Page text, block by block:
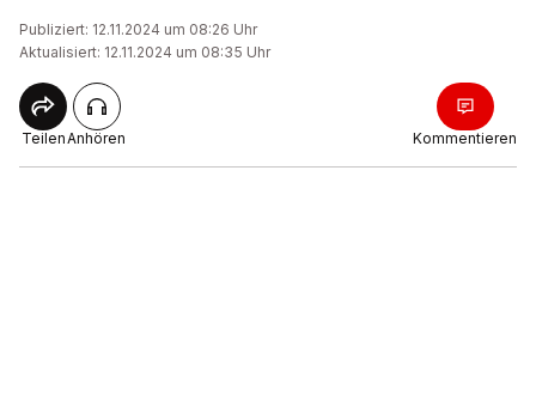
Publiziert: 12.11.2024 um 08:26 Uhr
Aktualisiert: 12.11.2024 um 08:35 Uhr
TeilenAnhören Kommentieren